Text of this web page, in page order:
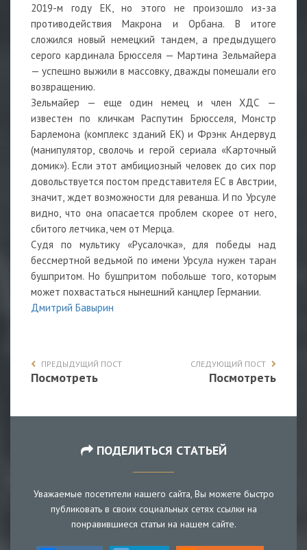
2019-м году ЕК, но этого не произошло из-за
противодействия Макрона и Орбана. В итоге
сложился новый немецкий тандем, а предыдущего
серого кардинала Брюсселя — Мартина Зельмайера
— успешно выжили в массовку, дважды помешали его
возвращению.
Зельмайер — еще один немец и член ХДС —
известен по кличкам Распутин Брюсселя, Монстр
Барлемона (комплекс зданий ЕК) и Фрэнк Андервуд
(манипулятор, сволочь и герой сериала «Карточный
домик»). Если этот амбициозный человек до сих пор
довольствуется постом представителя ЕС в Австрии,
значит, ждет возможности для реванша. И по Урсуле
видно, что она опасается проблем скорее от него,
сбитого летчика, чем от Мерца.
Судя по мультику «Русалочка», для победы над
бессмертной ведьмой по имени Урсула нужен таран
бушпритом. Но бушпритом побольше того, которым
может похвастаться нынешний канцлер Германии.
Дмитрий Бавырин
ПРЕДЫДУЩИЙ ПОСТ
Посмотреть
СЛЕДУЮЩИЙ ПОСТ
Посмотреть
ПОДЕЛИТЬСЯ СТАТЬЕЙ
Уважаемые посетители нашего сайта, Вы можете быстро
публиковать в своих социальных сетях ссылки на
понравившиеся статьи на нашем сайте.